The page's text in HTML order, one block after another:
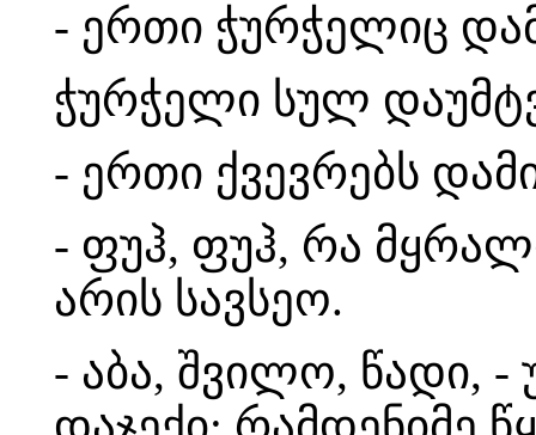
- ერთი ჭურჭელიც
ჭურჭელი სულ
- ერთი ქვევრებს
- ფუჰ, ფუჰ, რა
არის სავსეო.
- აბა, შვილო, წადი,